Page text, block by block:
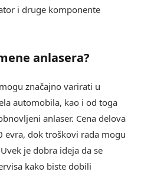
i druge komponente
anlasera?
značajno varirati u
automobila, kao i od toga
anlaser. Cena delova
evra, dok troškovi rada mogu
je dobra ideja da se
kako biste dobili